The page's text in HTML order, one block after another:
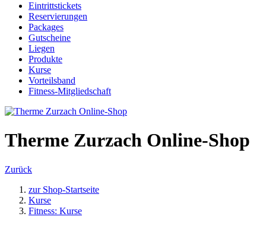
Eintrittstickets
Reservierungen
Packages
Gutscheine
Liegen
Produkte
Kurse
Vorteilsband
Fitness-Mitgliedschaft
Therme Zurzach Online-Shop
Zurück
zur Shop-Startseite
Kurse
Fitness: Kurse